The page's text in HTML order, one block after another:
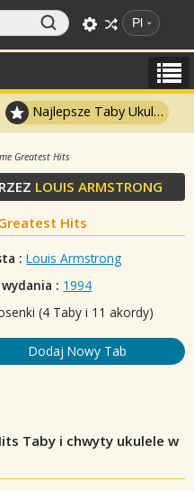
Pl
Najlepsze Taby Ukulele
Greatest Hits
LOUIS ARMSTRONG
Hits
: Louis Armstrong
: 1994
(4 Taby i 11 akordy)
Dodaj Nowy Tab
Taby i chwyty ukulele w